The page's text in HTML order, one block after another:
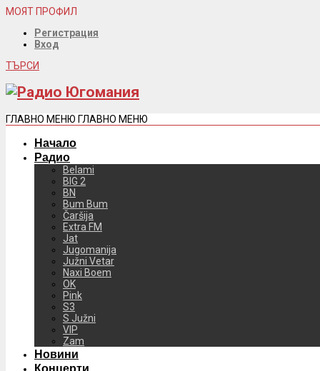
МОЯТ ПРОФИЛ
Регистрация
Вход
ТЪРСИ
ГЛАВНО МЕНЮ ГЛАВНО МЕНЮ
Начало
Радио
Belami
BIG 2
BN
Bum Bum
Čaršija
Extra FM
Jat
Jugomanija
Južni Vetar
Naxi Boem
OK
Pink
S3
S Južni
VIP
Zam
Новини
Концерти